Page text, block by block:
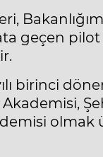
geçen pilot
birinci
olmak